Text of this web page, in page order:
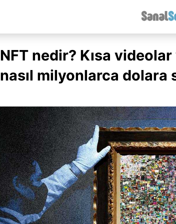
NFT nedir? Kısa
nasıl milyonlarca dolara